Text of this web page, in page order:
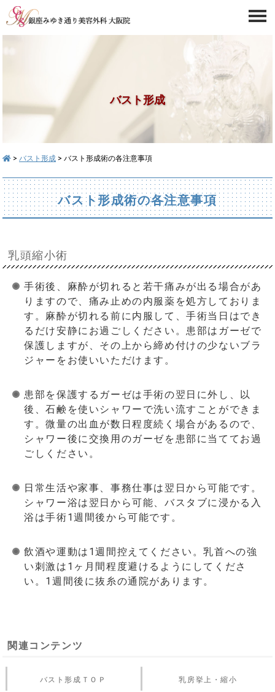
バスト形成
> バスト形成 > バスト形成術の各注意事項
バスト形成術の各注意事項
乳頭縮小術
手術後、麻酔が切れると若干痛みが出る場合があ
りますので、痛み止めの内服薬を処方しておりま
す。麻酔が切れる前に内服して、手術当日はでき
るだけ安静にお過ごしください。患部はガーゼで
保護しますが、その上から締め付けの少ないブラ
ジャーをお使いいただけます。
患部を保護するガーゼは手術の翌日に外し、以
後、石鹸を使いシャワーで洗い流すことができま
す。微量の出血が数日程度続く場合があるので、
シャワー後に交換用のガーゼを患部に当ててお過
ごしください。
日常生活や家事、事務仕事は翌日から可能です。
シャワー浴は翌日から可能、バスタブに浸かる入
浴は手術1週間後から可能です。
飲酒や運動は1週間控えてください。乳首への強
い刺激は1ヶ月間程度避けるようにしてくださ
い。1週間後に抜糸の通院があります。
関連コンテンツ
バスト形成ＴＯＰ 乳房挙上・縮小